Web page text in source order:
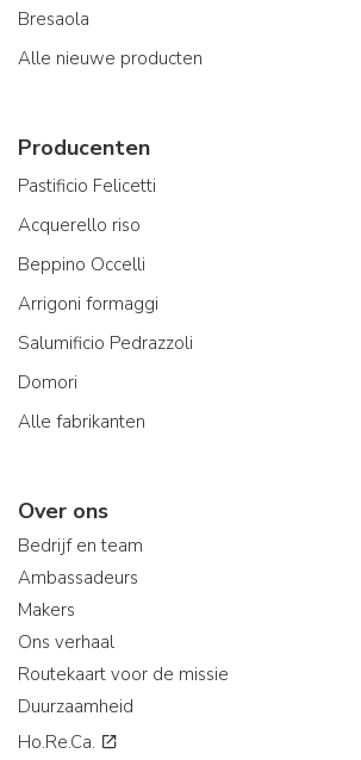
Bresaola
Alle nieuwe producten
Producenten
Pastificio Felicetti
Acquerello riso
Beppino Occelli
Arrigoni formaggi
Salumificio Pedrazzoli
Domori
Alle fabrikanten
Over ons
Bedrijf en team
Ambassadeurs
Makers
Ons verhaal
Routekaart voor de missie
Duurzaamheid
Ho.Re.Ca.